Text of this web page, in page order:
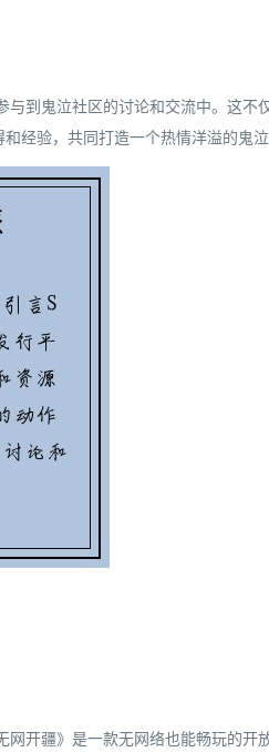
到鬼泣社区的讨论和交流中。这不
经验，共同打造一个热情洋溢的鬼泣
开疆》是一款无网络也能畅玩的开